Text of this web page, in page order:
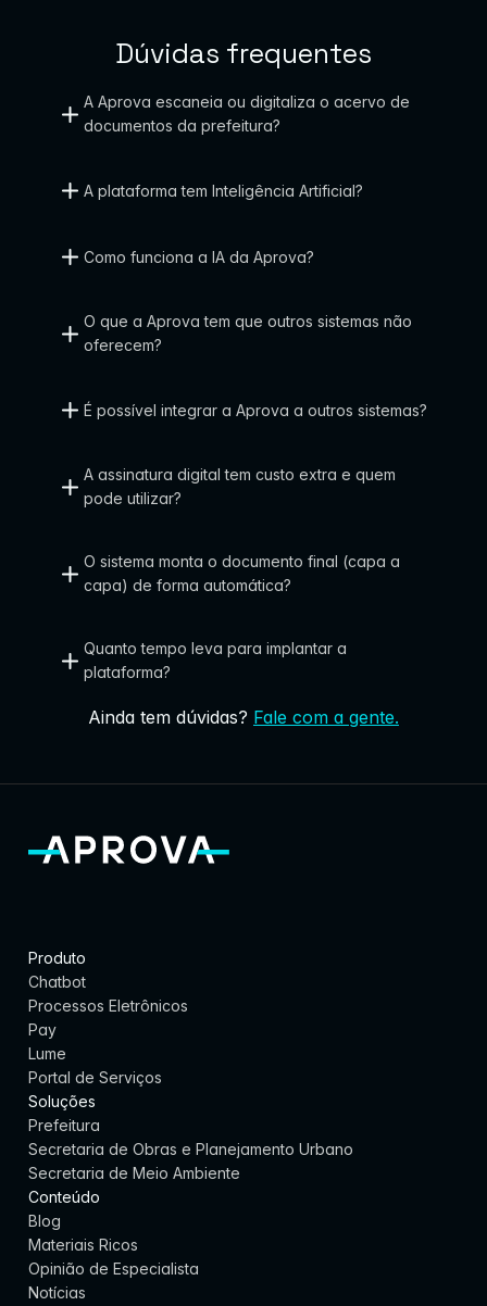
a
g
v
n
o
q
e
u
e
e
e
r
e
m
i
s
demonstração
Dúvidas frequentes
A Aprova escaneia ou digitaliza o acervo de
documentos da prefeitura?
A plataforma tem Inteligência Artificial?
Como funciona a IA da Aprova?
O que a Aprova tem que outros sistemas não
oferecem?
É possível integrar a Aprova a outros sistemas?
A assinatura digital tem custo extra e quem
pode utilizar?
O sistema monta o documento final (capa a
capa) de forma automática?
Quanto tempo leva para implantar a
plataforma?
Ainda tem dúvidas? Fale com a gente.
Produto
Chatbot
Processos Eletrônicos
Pay
Lume
Portal de Serviços
Soluções
Prefeitura
Secretaria de Obras e Planejamento Urbano
Secretaria de Meio Ambiente
Conteúdo
Blog
Materiais Ricos
Opinião de Especialista
Notícias